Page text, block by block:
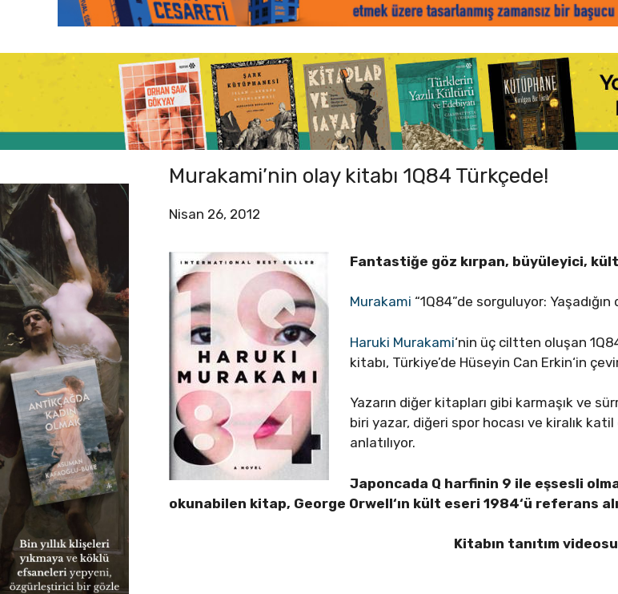
Murakami’nin olay kitabı 1Q84 Türkçede!
Nisan 26, 2012
Fantastiğe göz kırpan, büyüleyici,
Murakami “1Q84”de sorguluyor:
Haruki Murakami‘nin üç ciltten oluşan
kitabı, Türkiye’de Hüseyin Can Erkin‘in
Yazarın diğer kitapları gibi karmaşık ve
biri yazar, diğeri spor hocası ve kiralık
anlatılıyor.
Japoncada Q harfinin 9 ile eşsesli
okunabilen kitap, George Orwell‘ın kült eseri 1984‘ü referans
Kitabın tanıtım